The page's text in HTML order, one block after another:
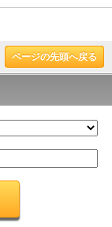
ページの先頭へ戻る